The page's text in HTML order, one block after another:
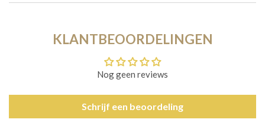
KLANTBEOORDELINGEN
Nog geen reviews
Schrijf een beoordeling